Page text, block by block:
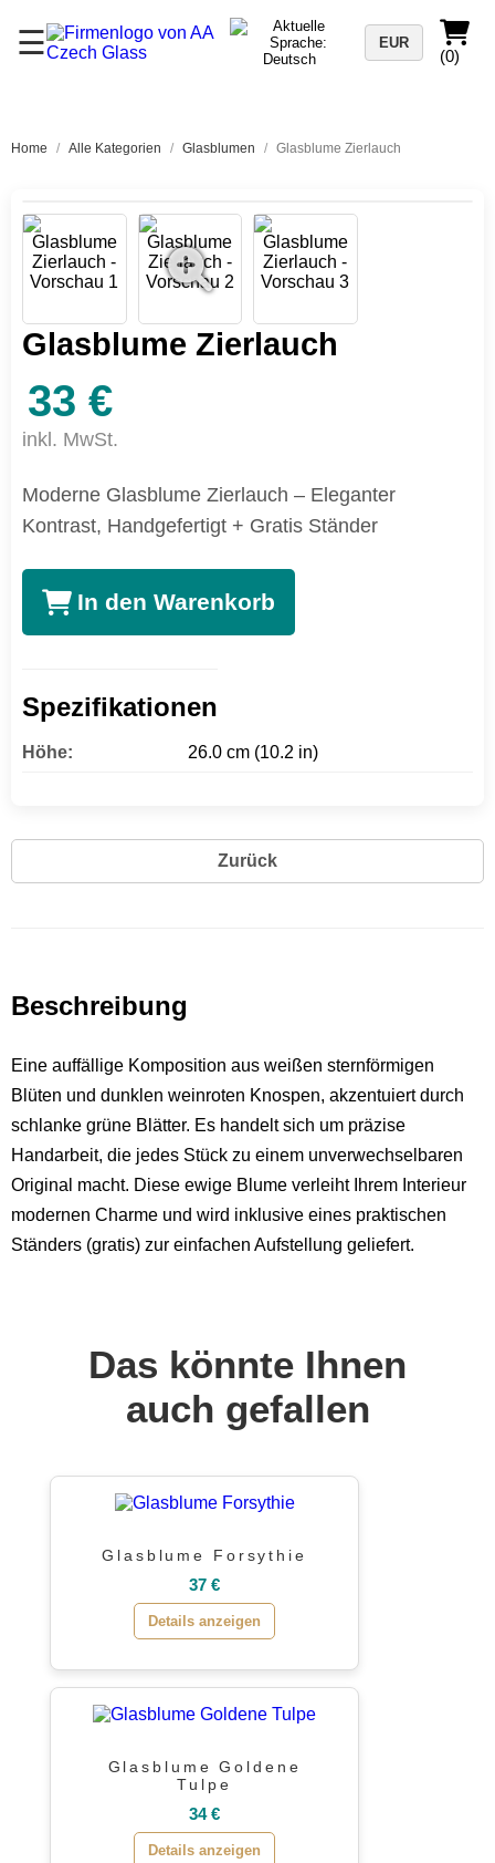
☰ EUR
(0)
Home / Alle Kategorien / Glasblumen / Glasblume Zierlauch
Glasblume Zierlauch
33 €
inkl. MwSt.
Moderne Glasblume Zierlauch – Eleganter
Kontrast, Handgefertigt + Gratis Ständer
In den Warenkorb
Spezifikationen
Höhe: 26.0 cm (10.2 in)
Zurück
Beschreibung
Eine auffällige Komposition aus weißen sternförmigen
Blüten und dunklen weinroten Knospen, akzentuiert durch
schlanke grüne Blätter. Es handelt sich um präzise
Handarbeit, die jedes Stück zu einem unverwechselbaren
Original macht. Diese ewige Blume verleiht Ihrem Interieur
modernen Charme und wird inklusive eines praktischen
Ständers (gratis) zur einfachen Aufstellung geliefert.
Das könnte Ihnen
auch gefallen
Glasblume Forsythie
37 €
Details anzeigen
Glasblume Goldene
Tulpe
34 €
Details anzeigen